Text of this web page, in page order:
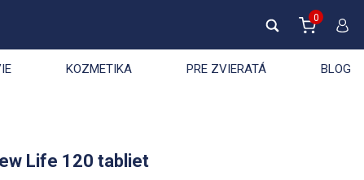
0
KOZMETIKA PRE ZVIERATÁ BLOG
Life 120 tabliet